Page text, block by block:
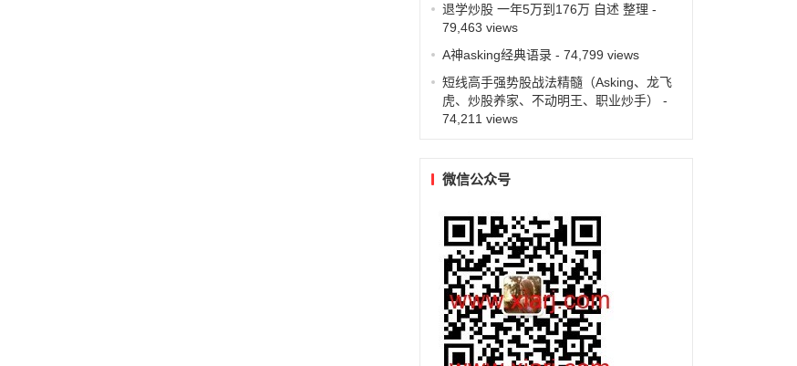
退学炒股 一年5万到176万 自述 整理 -
79,463 views
A神asking经典语录- 74,799 views
短线高手强势股战法精髓（Asking、龙飞
虎、炒股养家、不动明王、职业炒手）
-
74,211 views
微信公众号